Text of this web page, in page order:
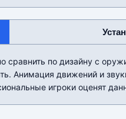
по дизайну с
Анимация движений и
игроки оценят